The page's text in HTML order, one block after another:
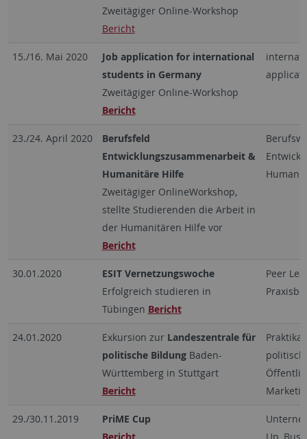
Zweitägiger Online-Workshop
Bericht
15./16. Mai 2020
Job application for international
students in Germany
Zweitägiger Online-Workshop
Bericht
23./24. April 2020
Berufsfeld
Entwicklungszusammenarbeit &
Humanitäre Hilfe
Zweitägiger OnlineWorkshop,
stellte Studierenden die Arbeit in
der Humanitären Hilfe vor
Bericht
30.01.2020
ESIT Vernetzungswoche
Erfolgreich studieren in
Tübingen Bericht
Peer
24.01.2020 Exkursion zur Landeszentrale für
politische BildungBaden-
Württemberg in Stuttgart
Bericht
29./30.11.2019
PriME Cup